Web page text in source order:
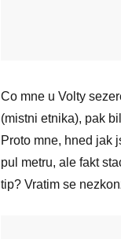
Co mne u Volty
(mistni etnika), pak
Proto mne, hned jak
pul metru, ale fakt
tip? Vratim se